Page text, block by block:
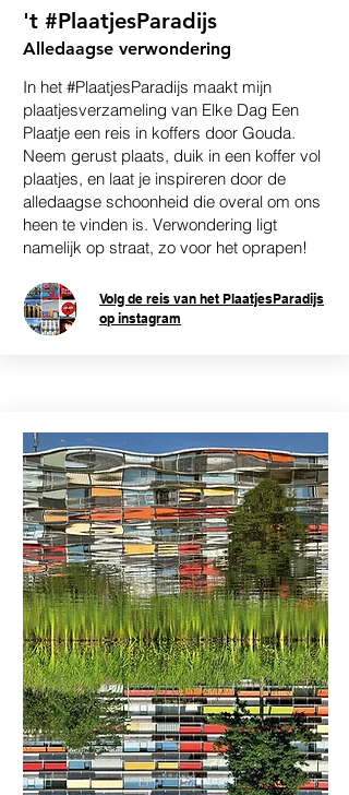
't #PlaatjesParadijs
Alledaagse verwondering
In het #PlaatjesParadijs maakt mijn
plaatjesverzameling van Elke Dag Een
Plaatje een reis in koffers door Gouda.
Neem gerust plaats, duik in een koffer vol
plaatjes, en laat je inspireren door de
alledaagse schoonheid die overal om ons
heen te vinden is. Verwondering ligt
namelijk op straat, zo voor het oprapen!
Volg de reis van het PlaatjesParadijs
op instagram